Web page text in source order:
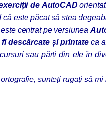
de AutoCAD
este păcat să stea
centrat pe versiunea
fi descărcate și printate ca
sau părți din ele în
sunteți rugați să